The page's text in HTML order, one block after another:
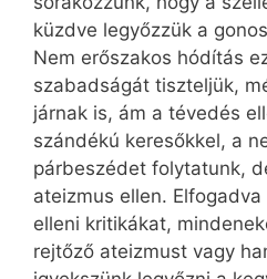
küzdve legyőzzük a
Nem erőszakos hódítás
szabadságát tiszteljük,
járnak is, ám a tévedés
szándékú keresőkkel, a
párbeszédet folytatunk,
ateizmus ellen.
elleni kritikákat,
rejtőző ateizmust vagy